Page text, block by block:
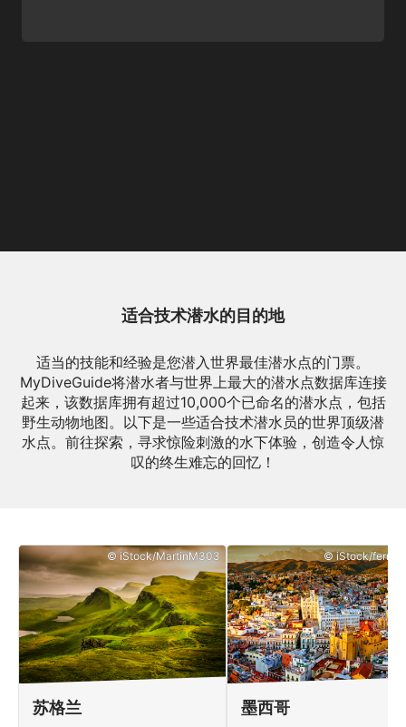
适合技术潜水的目的地
适当的技能和经验是您潜入世界最佳潜水点的门票。
MyDiveGuide将潜水者与世界上最大的潜水点数据库连接
起来，该数据库拥有超过10,000个已命名的潜水点，包括
野生动物地图。以下是一些适合技术潜水员的世界顶级潜
水点。前往探索，寻求惊险刺激的水下体验，创造令人惊
叹的终生难忘的回忆！
© iStock/MartinM303
苏格兰
© iStock/
墨西哥